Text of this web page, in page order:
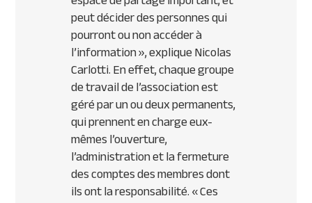
peut décider des personnes qui
pourront ou non accéder à
l’information », explique Nicolas
Carlotti. En effet, chaque groupe
de travail de l’association est
géré par un ou deux permanents,
qui prennent en charge eux-
mêmes l’ouverture,
l’administration et la fermeture
des comptes des membres dont
ils ont la responsabilité. « Ces